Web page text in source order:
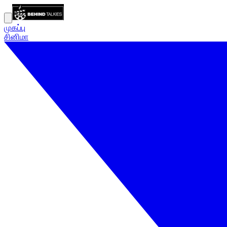
முகப்பு
சினிமா